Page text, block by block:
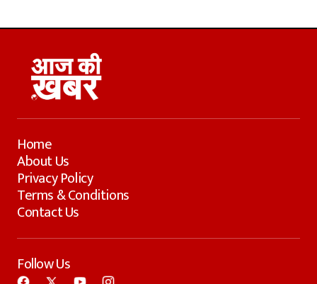
Home
About Us
Privacy Policy
Terms & Conditions
Contact Us
Follow Us